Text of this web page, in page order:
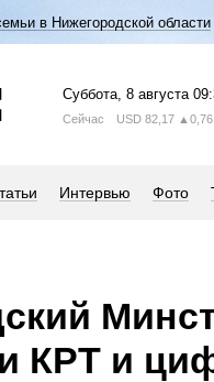
в Нижегородской области
Суббота, 8 августа
Сейчас USD 82,17 ▲0,76
Интервью Фото
КРТ и